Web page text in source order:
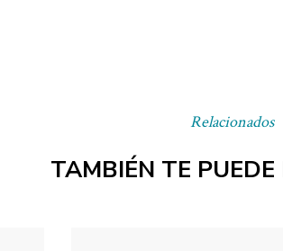
Relacionados
TAMBIÉN TE